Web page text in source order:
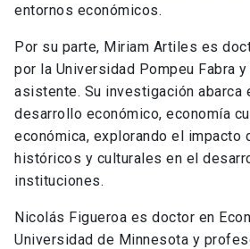
entornos económicos.
Por su parte, Miriam Artiles es
por la Universidad Pompeu Fabra
asistente. Su investigación abarca
desarrollo económico, economía
económica, explorando el impacto
históricos y culturales en el
instituciones.
Nicolás Figueroa es doctor en
Universidad de Minnesota y